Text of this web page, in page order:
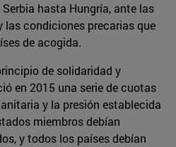
hasta Hungría, ante las
condiciones precarias que
de acogida.
de solidaridad y
en 2015 una serie de cuotas
y la presión establecida
miembros debían
y todos los países debían